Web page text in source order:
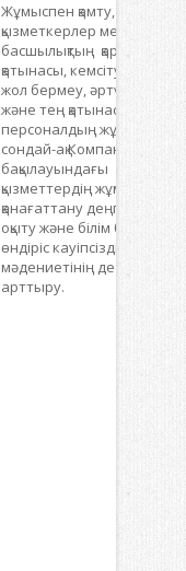
Жұмыспен қамту,
қызметкерлер мен
басшылықтың қарым-
қатынасы, кемсітушілікке
жол бермеу, әртүрлілік
және тең қатынастар,
персоналдың жұмысқа,
сондай-ақ Компанияның
бақылауындағы
қызметтердің жұмысына
қанағаттану деңгейі;
оқыту және білім беру;
өндіріс кауіпсіздігі
мәдениетінің деңгейін
арттыру.